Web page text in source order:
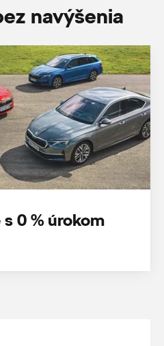
navýšenia
0 % úrokom